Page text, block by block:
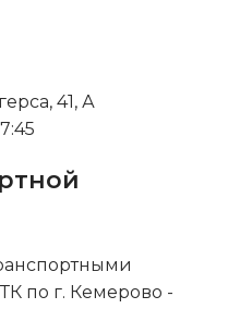
41, А
по г. Кемерово -